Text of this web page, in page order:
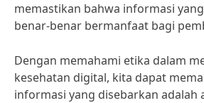
memastikan bahwa informasi
benar-benar bermanfaat bagi
Dengan memahami etika dalam
kesehatan digital, kita dapat
informasi yang disebarkan adalah